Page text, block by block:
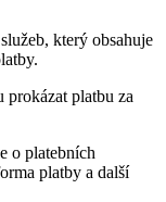
který obsahuje
prokázat platbu za
o platebních
platby a další